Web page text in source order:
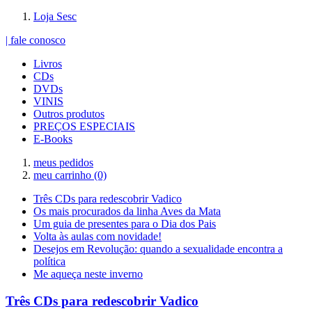
Loja Sesc
| fale conosco
Livros
CDs
DVDs
VINIS
Outros produtos
PREÇOS ESPECIAIS
E-Books
meus pedidos
meu carrinho (0)
Três CDs para redescobrir Vadico
Os mais procurados da linha Aves da Mata
Um guia de presentes para o Dia dos Pais
Volta às aulas com novidade!
Desejos em Revolução: quando a sexualidade encontra a
política
Me aqueça neste inverno
Três CDs para redescobrir Vadico